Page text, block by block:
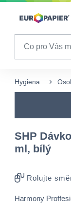
Table Of Content
Hygiena
SHP
ml, bílý
Rolujte
Harmony